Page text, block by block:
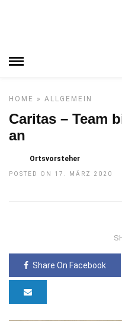
HOME » ALLGEMEIN
Caritas – Team
an
Ortsvorsteher
POSTED ON 17. MÄRZ 2020
Share On Facebook